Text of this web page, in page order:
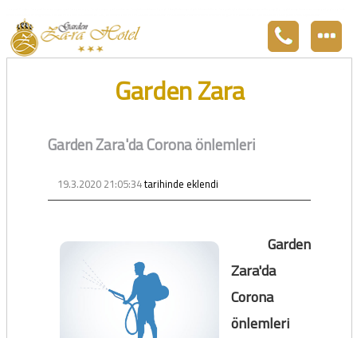
Garden Zara
Garden Zara'da Corona önlemleri
19.3.2020 21:05:34tarihinde eklendi
Garden
Zara'da
Corona
önlemleri